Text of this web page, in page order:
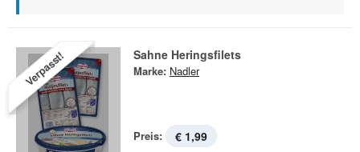
Verpasst! Sahne Heringsfilets
Marke: Nadler
Preis: € 1,99